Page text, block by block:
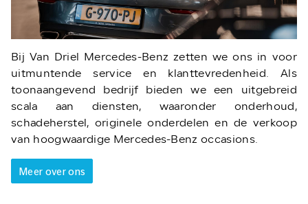
Bij Van Driel Mercedes-Benz zetten we ons in voor
uitmuntende service en klanttevredenheid. Als
toonaangevend bedrijf bieden we een uitgebreid
scala aan diensten, waaronder onderhoud,
schadeherstel, originele onderdelen en de verkoop
van hoogwaardige Mercedes-Benz occasions.
Meer over ons